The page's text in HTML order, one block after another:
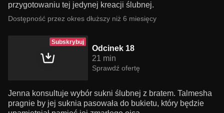
przygotowaniu tej jedynej kreacji ślubnej.
Dostępność przez okres dłuższy niż 6 miesięcy
Subskrybuj
Odcinek 18
21 min
Sprawdź ofertę
Jenna konsultuje wybór sukni ślubnej z bratem. Talmesha
pragnie by jej suknia pasowała do bukietu, który będzie